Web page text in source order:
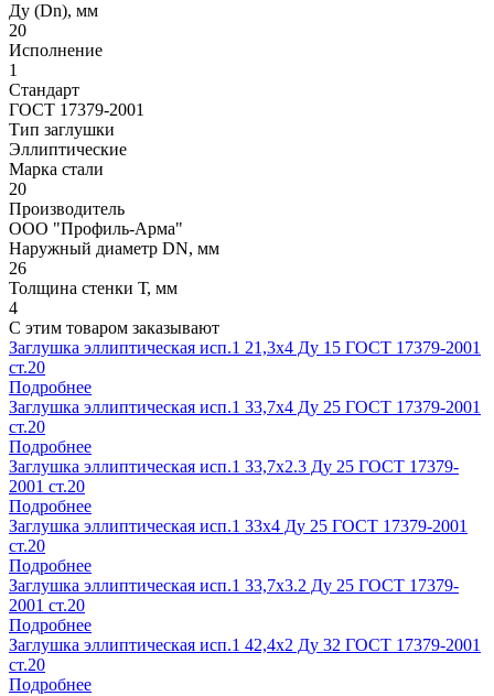
Ду (Dn), мм
20
Исполнение
1
Стандарт
ГОСТ 17379-2001
Тип заглушки
Эллиптические
Марка стали
20
Производитель
ООО "Профиль-Арма"
Наружный диаметр DN, мм
26
Толщина стенки Т, мм
4
С этим товаром заказывают
Заглушка эллиптическая исп.1 21,3х4 Ду 15 ГОСТ 17379-2001
ст.20
Подробнее
Заглушка эллиптическая исп.1 33,7х4 Ду 25 ГОСТ 17379-2001
ст.20
Подробнее
Заглушка эллиптическая исп.1 33,7х2.3 Ду 25 ГОСТ 17379-
2001 ст.20
Подробнее
Заглушка эллиптическая исп.1 33х4 Ду 25 ГОСТ 17379-2001
ст.20
Подробнее
Заглушка эллиптическая исп.1 33,7х3.2 Ду 25 ГОСТ 17379-
2001 ст.20
Подробнее
Заглушка эллиптическая исп.1 42,4х2 Ду 32 ГОСТ 17379-2001
ст.20
Подробнее